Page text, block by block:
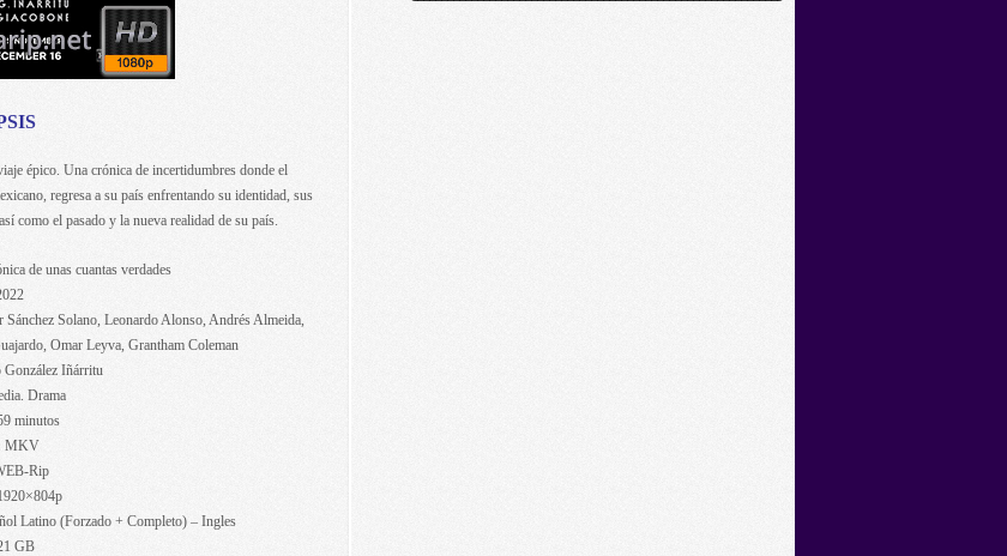
épico. Una crónica de incertidumbres donde el
regresa a su país enfrentando su identidad, sus
como el pasado y la nueva realidad de su país.
de unas cuantas verdades
Solano, Leonardo Alonso, Andrés Almeida,
Omar Leyva, Grantham Coleman
González Iñárritu
Drama
minutos
MKV
Rip
Latino (Forzado + Completo) – Ingles
GB